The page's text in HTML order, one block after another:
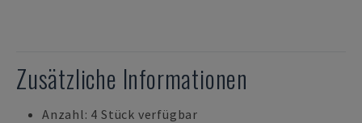
Zusätzliche Informationen
Anzahl: 4 Stück verfügbar